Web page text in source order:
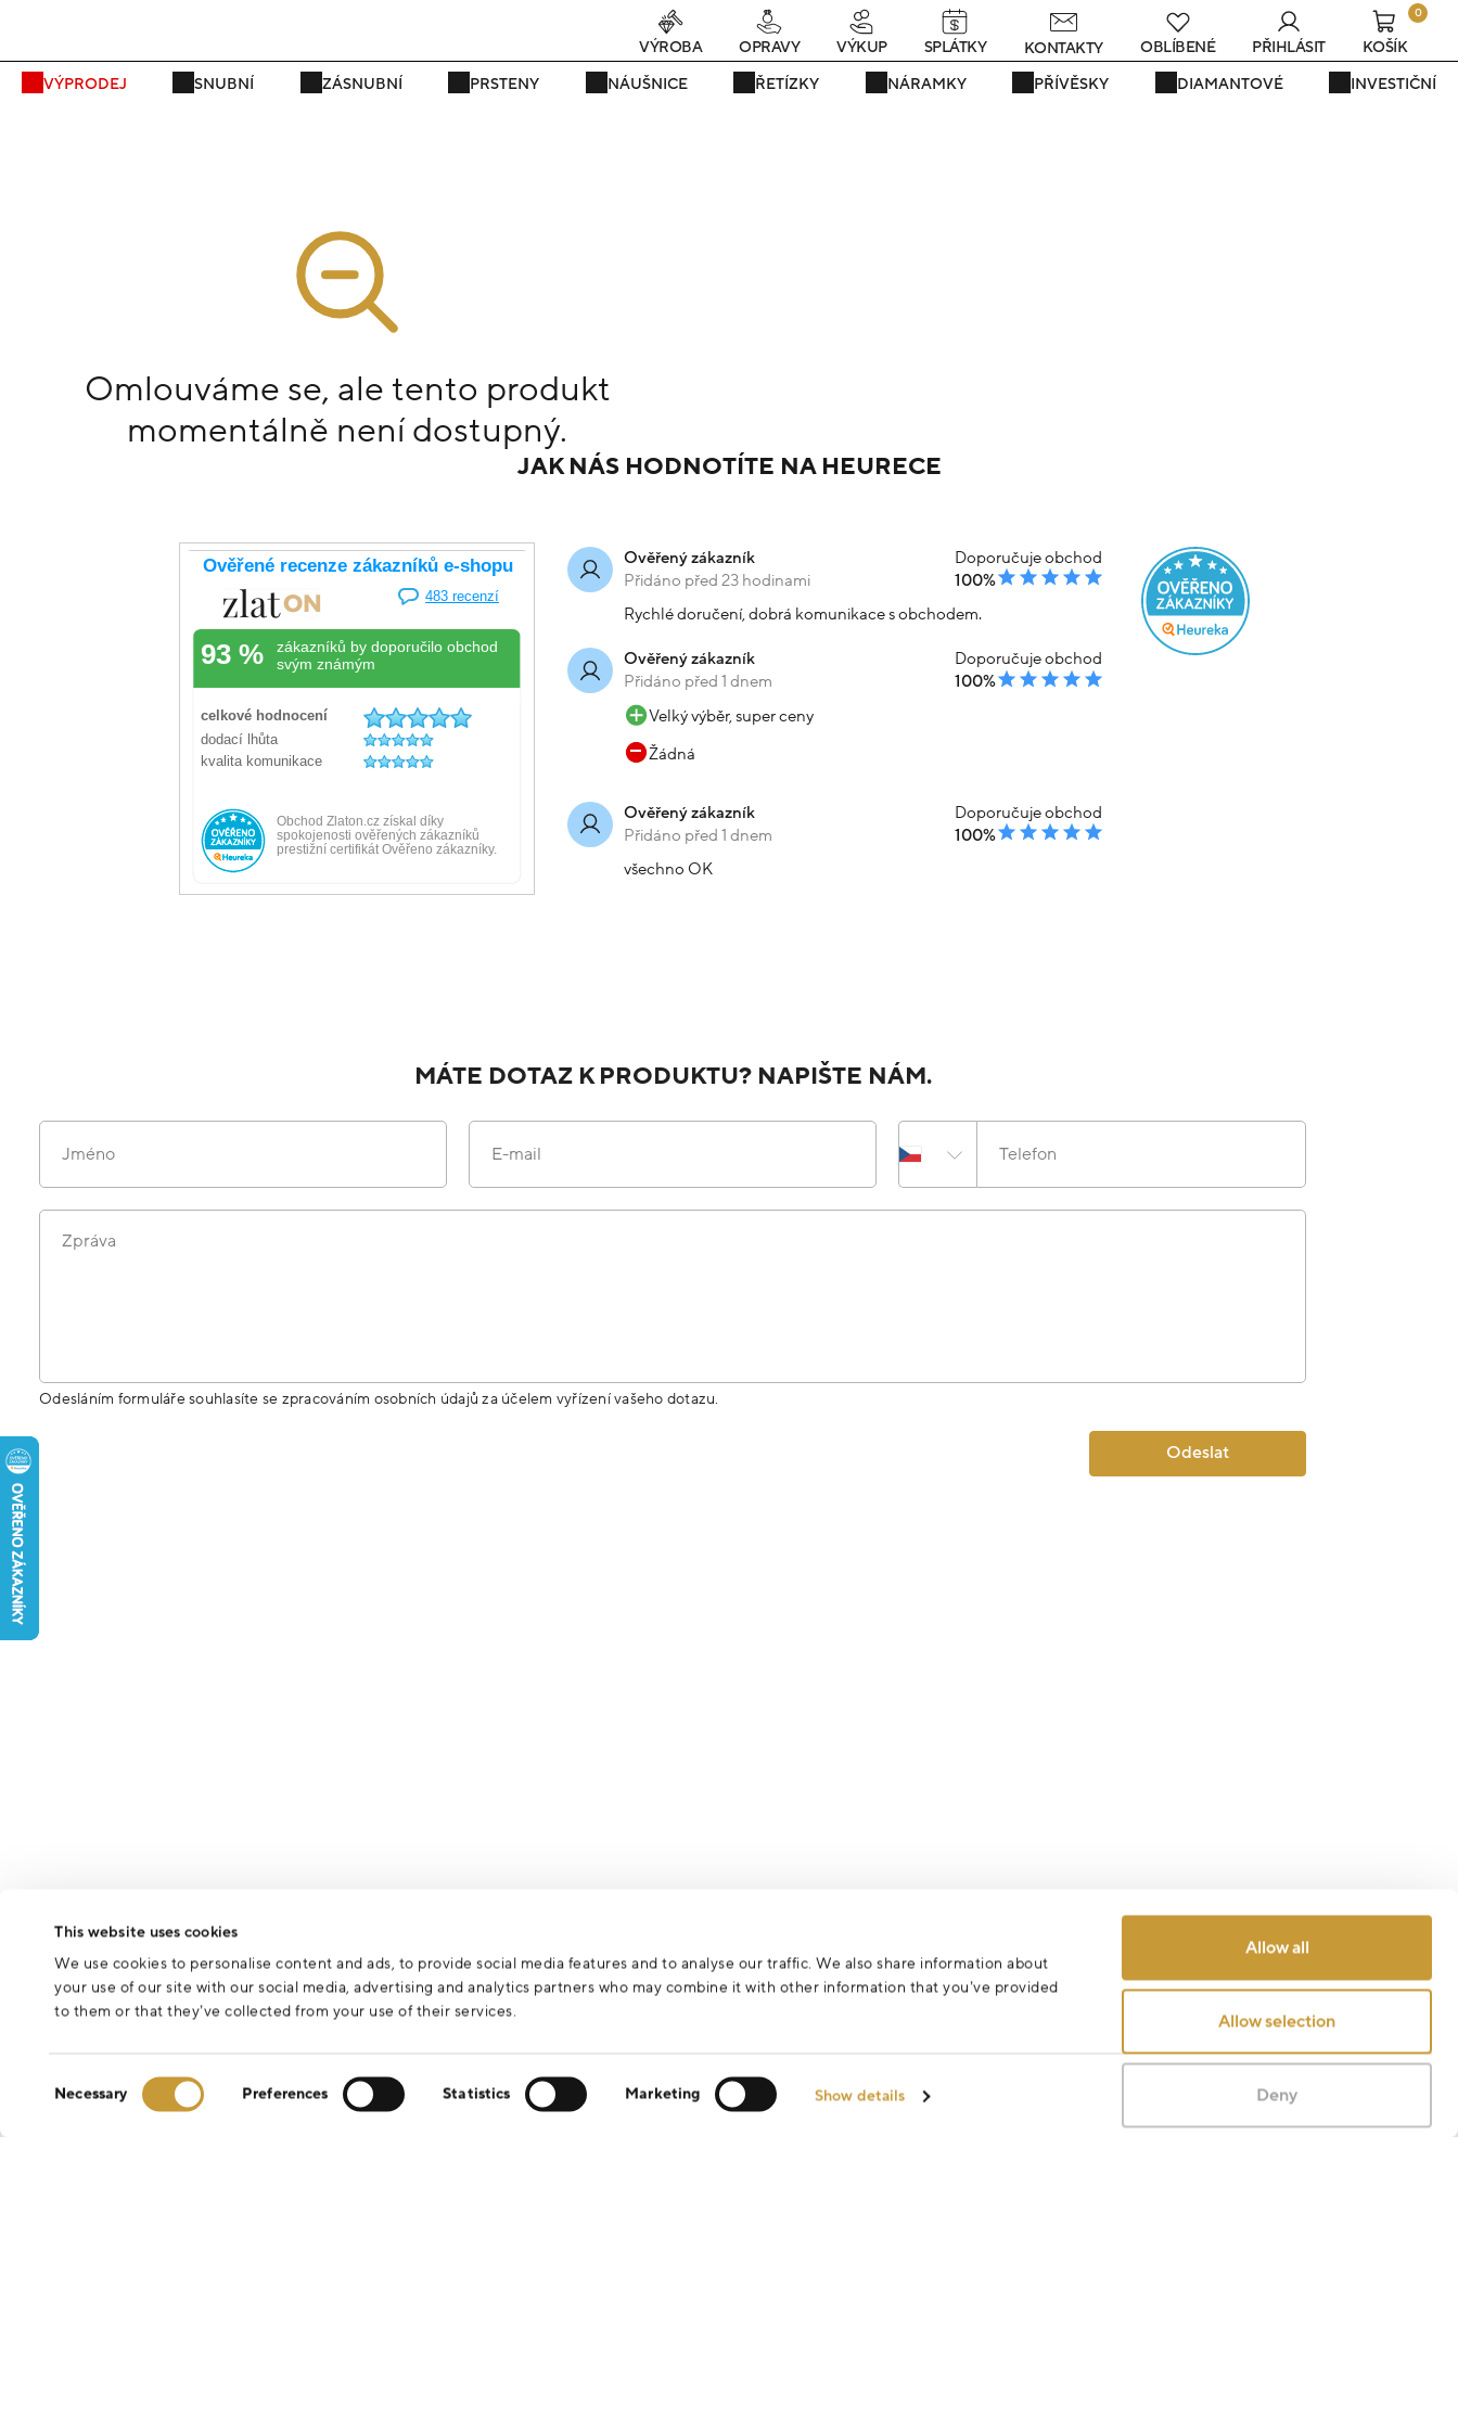
This website uses cookies
We use cookies to personalise content and ads, to provide social media features and to analyse our traffic. We also share information about
your use of our site with our social media, advertising and analytics partners who may combine it with other information that you’ve provided
to them or that they’ve collected from your use of their services.
Necessary Preferences Statistics Marketing Show details
Allow all
Allow selection
Deny
Právě teď! - 20 % na vše! Kód: SRPEN20 23 dní : 15h : 19m : 49s
VÝPRODEJ SNUBNÍ ZÁSNUBNÍ PRSTENY NÁUŠNICE ŘETÍZKY NÁRAMKY PŘÍVĚSKY DIAMANTOVÉ INVESTIČNÍ
VÝROBA OPRAVY VÝKUP SPLÁTKY KONTAKTY OBLÍBENÉ PŘIHLÁSIT
0
KOŠÍK
Omlouváme se, ale tento produkt
momentálně není dostupný.
JAK NÁS HODNOTÍTE NA HEURECE
Ověřený zákazník
Přidáno před 23 hodinami
Doporučuje obchod
100%
Rychlé doručení, dobrá komunikace s obchodem.
Ověřený zákazník
Přidáno před 1 dnem
Doporučuje obchod
100%
Velký výběr, super ceny
Žádná
Ověřený zákazník
Přidáno před 1 dnem
Doporučuje obchod
100%
všechno OK
MÁTE DOTAZ K PRODUKTU? NAPIŠTE NÁM.
Jméno E-mail Telefon
Zpráva
Odesláním formuláře souhlasíte se zpracováním osobních údajů za účelem vyřízení vašeho dotazu.
Odeslat